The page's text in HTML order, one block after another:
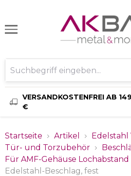
VERSANDKOSTENFREI AB 149
€
Startseite Artikel
Edelstahl
Tür- und Torzubehör
Für AMF-Gehäuse
Edelstahl-Beschlag, fest